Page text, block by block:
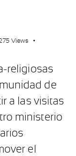
Views
religiosas
de
a las visitas
ministerio
el